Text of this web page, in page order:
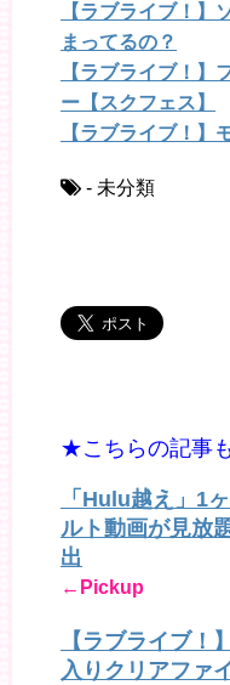
【ラブライブ！】
まってるの？
【ラブライブ！】
ー【スクフェス】
【ラブライブ！】
- 未分類
★こちらの記事
「Hulu越え」1
ルト動画が見放
出
←Pickup
【ラブライブ！
入りクリアファ